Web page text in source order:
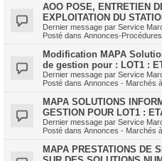
AOO POSE, ENTRETIEN
EXPLOITATION DU
Dernier message par Service
Posté dans Annonces-
Modification MAPA
de gestion pour : LOT1 :
Dernier message par Service
Posté dans Annonces - Marchés
MAPA SOLUTIONS
GESTION POUR LOT1 :
Dernier message par Service
Posté dans Annonces - Marchés
MAPA PRESTATIONS DE